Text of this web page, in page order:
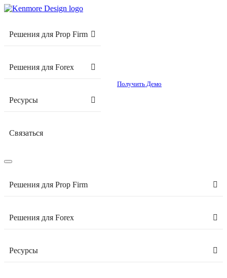
Решения для Prop Firm
Решения для Forex
Ресурсы
Связаться
Получить Демо
Решения для Prop Firm
Решения для Forex
Ресурсы